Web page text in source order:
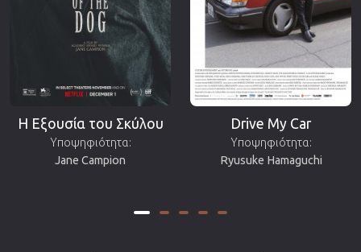
Η Εξουσία του Σκύλου
Υποψηφιότητα:
Jane Campion
Drive My Car
Υποψηφιότητα:
Ryusuke Hamaguchi